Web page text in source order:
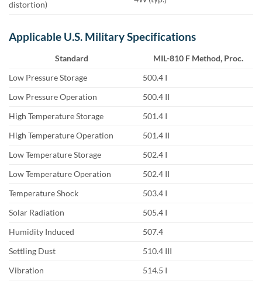
distortion)
Applicable U.S. Military Specifications
Standard
MIL-810 F Method, Proc.
Low Pressure Storage
500.4 I
Low Pressure Operation
500.4 II
High Temperature Storage
501.4 I
High Temperature Operation
501.4 II
Low Temperature Storage
502.4 I
Low Temperature Operation
502.4 II
Temperature Shock
503.4 I
Solar Radiation
505.4 I
Humidity Induced
507.4
Settling Dust
510.4 III
Vibration
514.5 I